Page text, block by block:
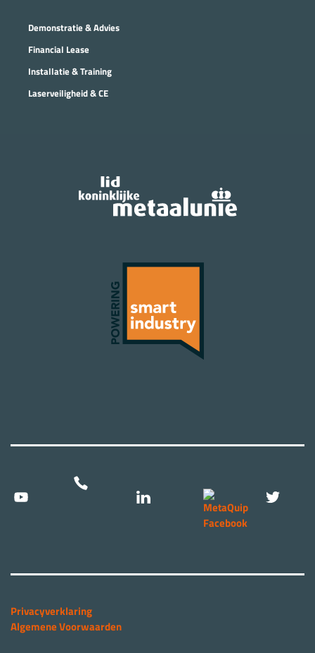
Demonstratie & Advies
Financial Lease
Installatie & Training
Laserveiligheid & CE
Privacyverklaring
Algemene Voorwaarden